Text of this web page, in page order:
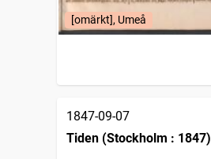
[omärkt], Umeå
1847-09-07
Tiden (Stockholm : 1847)